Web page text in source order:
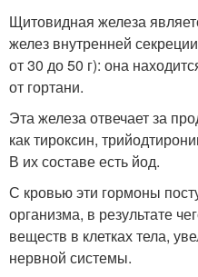
Щитовидная железа
желез внутренней
от 30 до 50 г): она
от гортани.
Эта железа отвечает за
как тироксин,
В их составе есть йод.
С кровью эти гормоны
организма, в результате
веществ в клетках тела,
нервной системы.